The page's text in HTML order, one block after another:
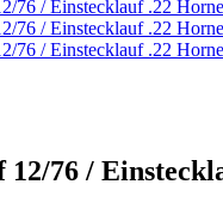
12/76 /